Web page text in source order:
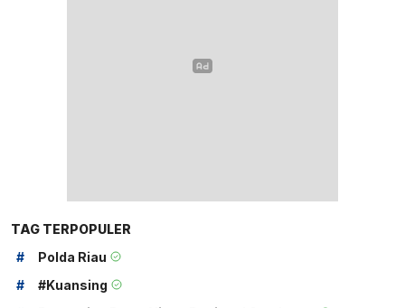
TAG TERPOPULER
#
Polda Riau
#
#kuansing